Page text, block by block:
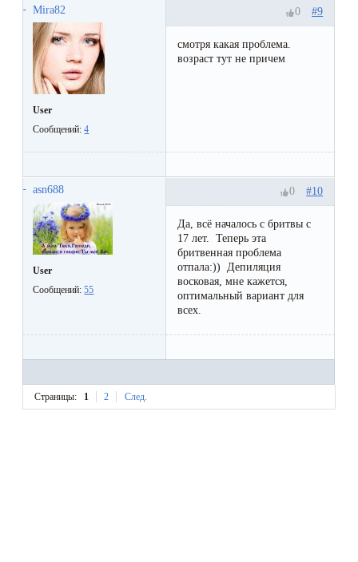
Mira82
User
Сообщений:4
#9
0
смотря какая проблема.
возраст тут не причем
asn688
User
Сообщений:55
#10
0
Да, всё началось с бритвы с
17 лет. Теперь эта
бритвенная проблема
отпала:)) Депиляция
восковая, мне кажется,
оптимальный вариант для
всех.
Страницы: 1 2 След.